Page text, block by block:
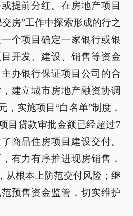
提前分红。在房地产项目
房”工作中探索形成的行之
个项目确定一家银行或银
开发、建设、销售等资金
办银行保证项目公司的合
建立城市房地产融资协调
，实施项目“白名单”制度，
目贷款审批金额已经超过7
商品住房项目建设交付。
有力有序推进现房销售，
从根本上防范交付风险；继
预售资金监管，切实维护